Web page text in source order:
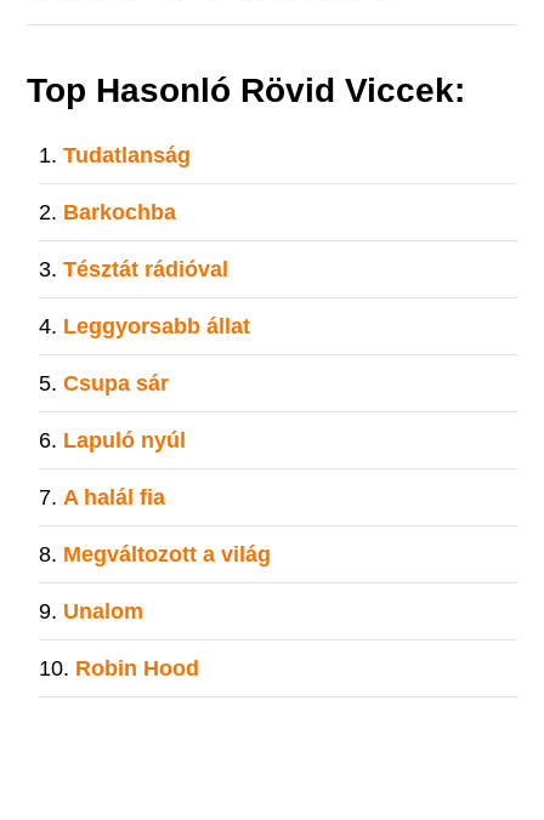
Top Hasonló Rövid Viccek:
Tudatlanság
Barkochba
Tésztát rádióval
Leggyorsabb állat
Csupa sár
Lapuló nyúl
A halál fia
Megváltozott a világ
Unalom
Robin Hood